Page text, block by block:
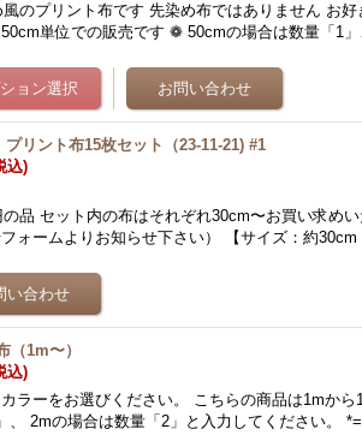
のプリント布です 先染め布ではありません お
単位での販売です ❁ 50cmの場合は数量「1
プリント布15枚セット（23-11-21) #1
込)
の品 セット内の布はそれぞれ30cm〜お買い求め
ォームよりお知らせ下さい） 【サイズ：約
（1m〜）
込)
ラーをお選びください。 こちらの商品は1mか
、 2mの場合は数量「2」と入力してください。